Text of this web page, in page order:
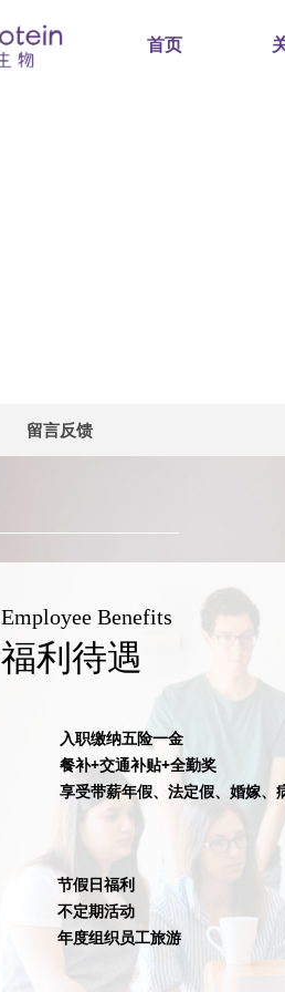
首页
Employee Benefits
福利待遇
入职缴纳五险一金
餐补+交通补贴+全勤奖
享受带薪年假、法定假、婚嫁、
节假日福利
不定期活动
年度组织员工旅游
留言反馈